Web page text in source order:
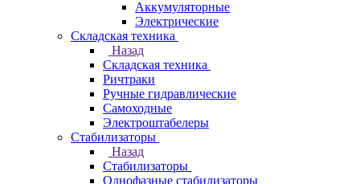
Аккумуляторные
Электрические
Складская техника
Назад
Складская техника
Ричтраки
Ручные гидравлические
Самоходные
Электроштабелеры
Стабилизаторы
Назад
Стабилизаторы
Однофазные стабилизаторы